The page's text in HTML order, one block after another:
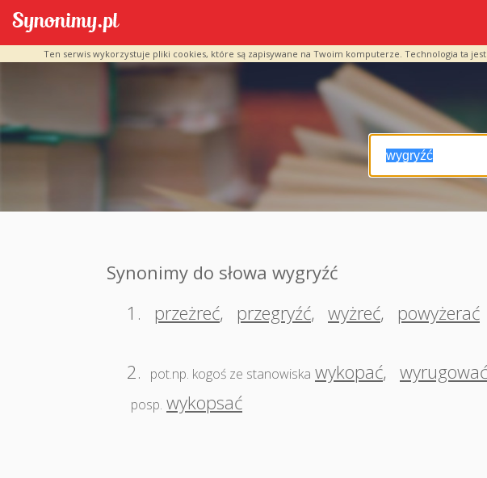
Ten serwis wykorzystuje pliki cookies, które są zapisywane na Twoim komputerze. Technologia ta
Synonimy do słowa wygryźć
1.
przeżreć, przegryźć, wyżreć, powyżerać
2. pot.np. kogoś ze stanowiska wykopać, wyrugować
posp. wykopsać